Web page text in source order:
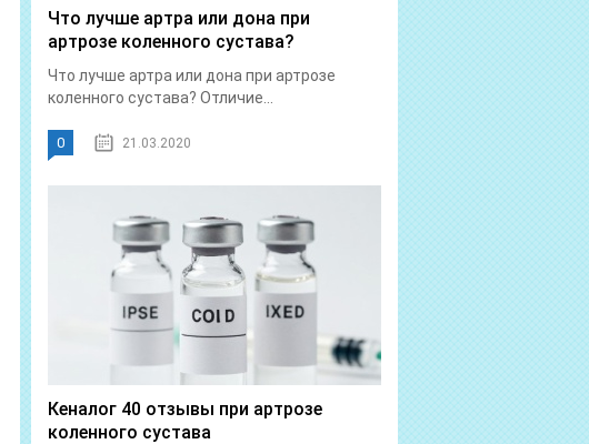
Что лучше артра или дона при
артрозе коленного сустава?
Что лучше артра или дона при артрозе
коленного сустава? Отличие...
0 21.03.2020
Кеналог 40 отзывы при артрозе
коленного сустава